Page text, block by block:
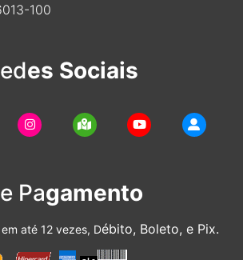
100
es Sociais
Pagamento
até 12 vezes, Débito, Boleto, e Pix.